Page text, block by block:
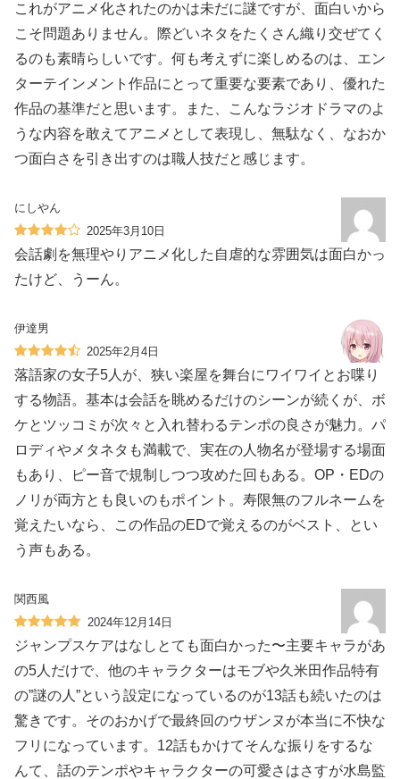
これがアニメ化されたのかは未だに謎ですが、面白いから
こそ問題ありません。際どいネタをたくさん織り交ぜてく
るのも素晴らしいです。何も考えずに楽しめるのは、エン
ターテインメント作品にとって重要な要素であり、優れた
作品の基準だと思います。また、こんなラジオドラマのよ
うな内容を敢えてアニメとして表現し、無駄なく、なおか
つ面白さを引き出すのは職人技だと感じます。
にしやん
2025年3月10日
会話劇を無理やりアニメ化した自虐的な雰囲気は面白かっ
たけど、うーん。
伊達男
2025年2月4日
落語家の女子5人が、狭い楽屋を舞台にワイワイとお喋り
する物語。基本は会話を眺めるだけのシーンが続くが、ボ
ケとツッコミが次々と入れ替わるテンポの良さが魅力。パ
ロディやメタネタも満載で、実在の人物名が登場する場面
もあり、ピー音で規制しつつ攻めた回もある。OP・EDの
ノリが両方とも良いのもポイント。寿限無のフルネームを
覚えたいなら、この作品のEDで覚えるのがベスト、とい
う声もある。
関西風
2024年12月14日
ジャンプスケアはなしとても面白かった〜主要キャラがあ
の5人だけで、他のキャラクターはモブや久米田作品特有
の”謎の人”という設定になっているのが13話も続いたのは
驚きです。そのおかげで最終回のウザンヌが本当に不快な
フリになっています。12話もかけてそんな振りをするな
んて、話のテンポやキャラクターの可愛さはさすが水島監